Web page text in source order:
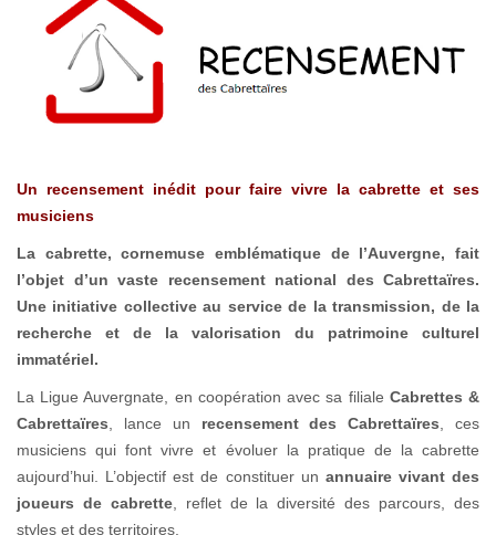
Un recensement inédit pour faire vivre la cabrette et ses
musiciens
La cabrette, cornemuse emblématique de l’Auvergne, fait
l’objet d’un vaste recensement national des Cabrettaïres.
Une initiative collective au service de la transmission, de la
recherche et de la valorisation du patrimoine culturel
immatériel.
La Ligue Auvergnate, en coopération avec sa filiale Cabrettes &
Cabrettaïres, lance un recensement des Cabrettaïres, ces
musiciens qui font vivre et évoluer la pratique de la cabrette
aujourd’hui. L’objectif est de constituer un annuaire vivant des
joueurs de cabrette, reflet de la diversité des parcours, des
styles et des territoires.